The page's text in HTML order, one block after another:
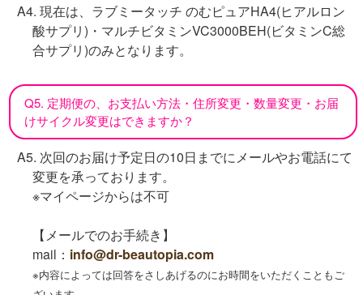
A4. 現在は、ラブミータッチ のむピュアHA4(ヒアルロン
酸サプリ)・マルチビタミンVC3000BEH(ビタミンC総
合サプリ)のみとなります。
Q5. 定期便の、お支払い方法・住所変更・数量変更・お届
けサイクル変更はできますか？
A5. 次回のお届け予定日の10日までにメールやお電話にて
変更を承っております。
※マイページからは不可
【メールでのお手続き】
mail： info@dr-beautopia.com
※内容によっては回答をさしあげるのにお時間をいただくこともご